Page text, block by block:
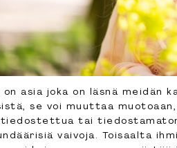
on asia joka on läsnä meidän
se voi muuttaa
tai
vaivoja. Toisaalta